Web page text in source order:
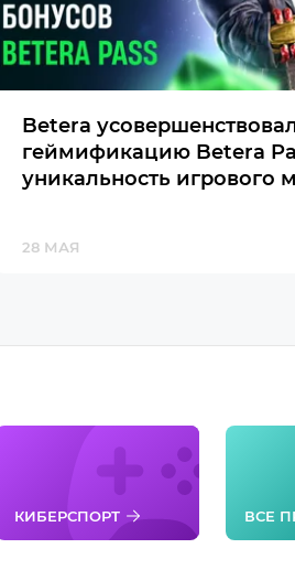
Betera
геймификацию Betera
уникальность игрового
28 МАЯ
КИБЕРСПОРТ ВСЕ